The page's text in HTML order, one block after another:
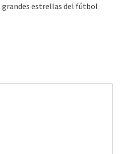
grandes estrellas del fútbol